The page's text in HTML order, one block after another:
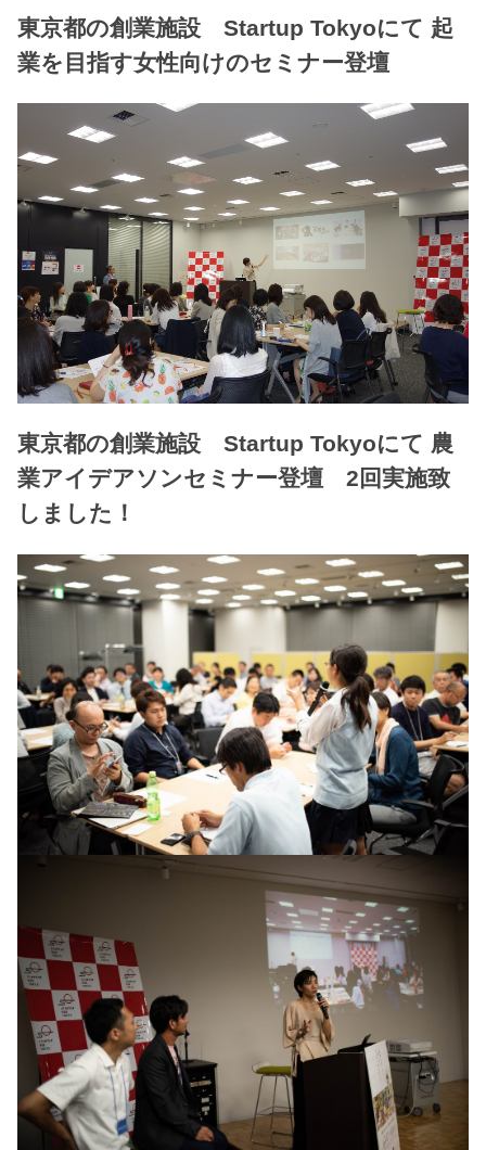
東京都の創業施設 Startup Tokyoにて 起
業を目指す女性向けのセミナー登壇
東京都の創業施設 Startup Tokyoにて 農
業アイデアソンセミナー登壇 2回実施致
しました！